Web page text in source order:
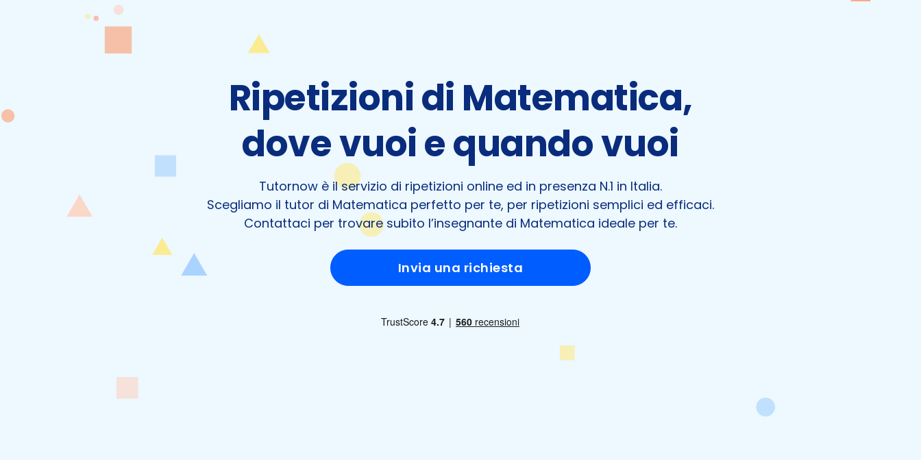
Ripetizioni di Matematica,
dove vuoi e quando vuoi
Tutornow è il servizio di ripetizioni online ed in presenza N.1 in Italia.
Scegliamo il tutor di Matematica perfetto per te, per ripetizioni semplici ed efficaci.
Contattaci per trovare subito l’insegnante di Matematica ideale per te.
Invia una richiesta